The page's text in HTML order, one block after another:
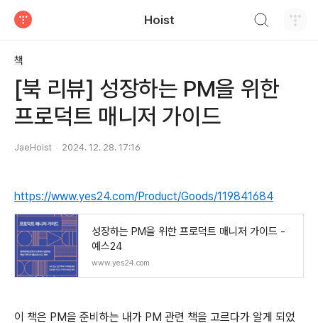
Hoist
책
[북 리뷰] 성장하는 PM을 위한
프로덕트 매니저 가이드
JaeHoist 2024. 12. 28. 17:16
https://www.yes24.com/Product/Goods/119841684
성장하는 PM을 위한 프로덕트 매니저 가이드 -
예스24
www.yes24.com
이 책은 PM을 준비하는 내가 PM 관련 책을 고르다가 알게 되었